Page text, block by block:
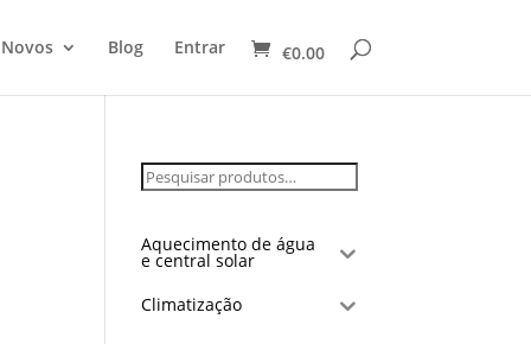
Blog Entrar €0.00
Aquecimento de água
e central solar
Climatização